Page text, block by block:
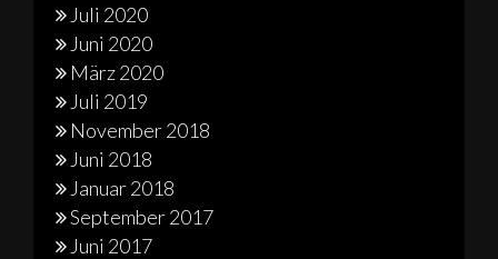
Juli 2020
Juni 2020
März 2020
Juli 2019
November 2018
Juni 2018
Januar 2018
September 2017
Juni 2017